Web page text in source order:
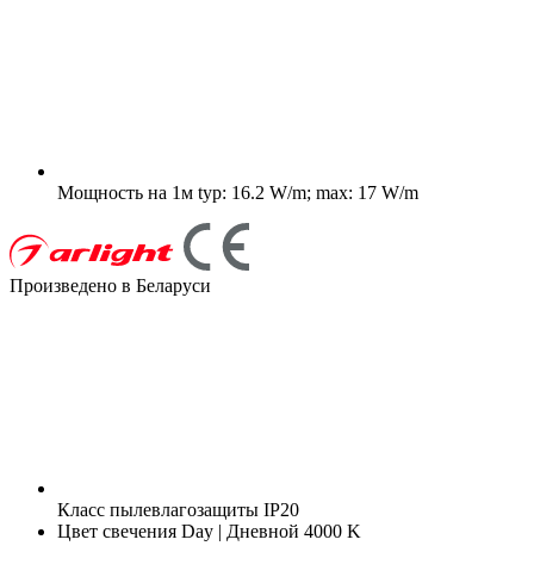
Мощность на 1м typ: 16.2 W/m; max: 17 W/m
Произведено в Беларуси
Класс пылевлагозащиты IP20
Цвет свечения Day | Дневной 4000 K